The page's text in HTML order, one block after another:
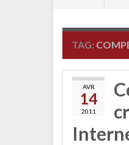
TAG:
AVR
14
2011